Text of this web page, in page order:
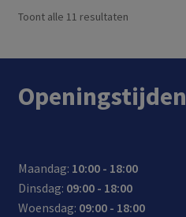
computers en
Toont alle 11 resultatenGesorteerd
Openingstijden
Maandag: 10:00 - 18:00
Dinsdag: 09:00 - 18:00
Woensdag: 09:00 - 18:00